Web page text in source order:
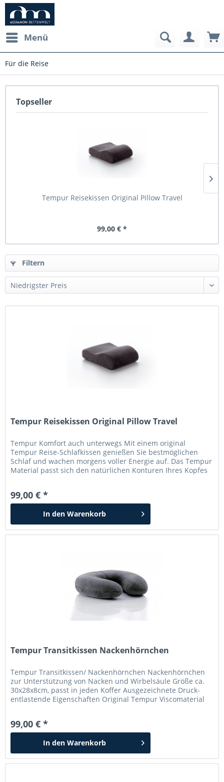
Menü
Für die Reise
Topseller
Tempur Reisekissen Original Pillow Travel
99,00 € *
Filtern
Tempur Reisekissen Original Pillow Travel
Tempur Komfort auch unterwegs Mit einem original
Tempur Reise-Schlafkissen genießen Sie bestmöglichen
Schlaf und wachen morgens voller Energie auf. Das Tempur
Material passt sich den natürlichen Konturen Ihres Kopfes
sowie Ihre Schultern Gewohnter, hervorragender Komfort...
99,00 € *
In den Warenkorb
Tempur Transitkissen Nackenhörnchen
Tempur Transitkissen/ Nackenhörnchen Nackenhörnchen
zur Unterstützung von Nacken und Wirbelsäule Größe ca.
30x28x8cm, passt in jeden Koffer Ausgezeichnete Druck-
entlastende Eigenschaften Original Tempur Viscomaterial
Flugzeug oder einfach nur zum Power-Nap im Sessel. Das...
99,00 € *
In den Warenkorb